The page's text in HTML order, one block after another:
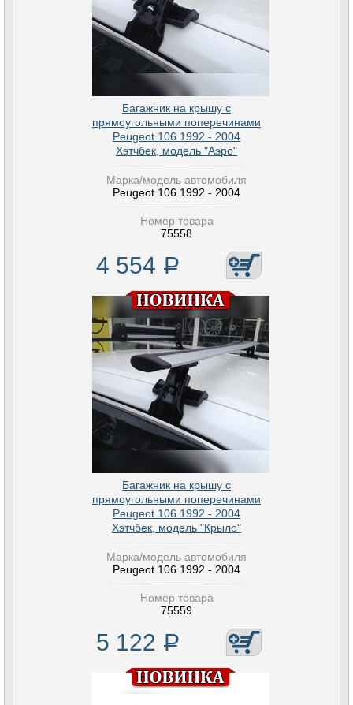
Багажник на крышу с
прямоугольными поперечинами
Peugeot 106 1992 - 2004
Хэтчбек, модель "Аэро"
Марка/модель автомобиля
Peugeot 106 1992 - 2004
Номер товара
75558
4 554 Р
Багажник на крышу с
прямоугольными поперечинами
Peugeot 106 1992 - 2004
Хэтчбек, модель "Крыло"
Марка/модель автомобиля
Peugeot 106 1992 - 2004
Номер товара
75559
5 122 Р